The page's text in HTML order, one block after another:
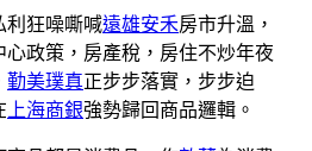
狂噪嘶喊遠雄安禾房市升溫，
心政策，房產稅，房住不炒年夜
勤美璞真正步步落實，步步迫
上海商銀強勢歸回商品邏輯。